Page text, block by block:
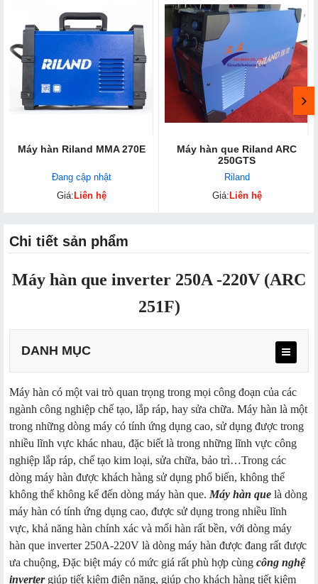
Máy hàn Riland MMA 270E
Đang cập nhật
Giá: Liên hệ
Máy hàn que Riland ARC
250GTS
Riland
Giá: Liên hệ
Chi tiết sản phẩm
Máy hàn que inverter 250A -220V (ARC
251F)
DANH MỤC
Máy hàn có một vai trò quan trọng trong mọi công đoạn của các
ngành công nghiệp chế tạo, lắp ráp, hay sửa chữa. Máy hàn là một
trong những dòng máy có tính ứng dụng cao, sử dụng được trong
nhiều lĩnh vực khác nhau, đặc biết là trong những lĩnh vực công
nghiệp lắp ráp, chế tạo kim loại, sửa chữa, bảo trì…Trong các
dòng máy hàn được khách hàng sử dụng phổ biến, không thể
không thể không kể đến dòng máy hàn que. Máy hàn que là dòng
máy hàn có tính ứng dụng cao, được sử dụng trong nhiều lĩnh
vực, khả năng hàn chính xác và mối hàn rất bền, với dòng máy
hàn que inverter 250A-220V là dòng máy hàn được đang rất được
ưa chuộng, Đặc biệt máy có mức giá rất phù hợp cùng công nghệ
invertergiúp tiết kiệm điện năng, giúp cho khách hàng tiết kiệm